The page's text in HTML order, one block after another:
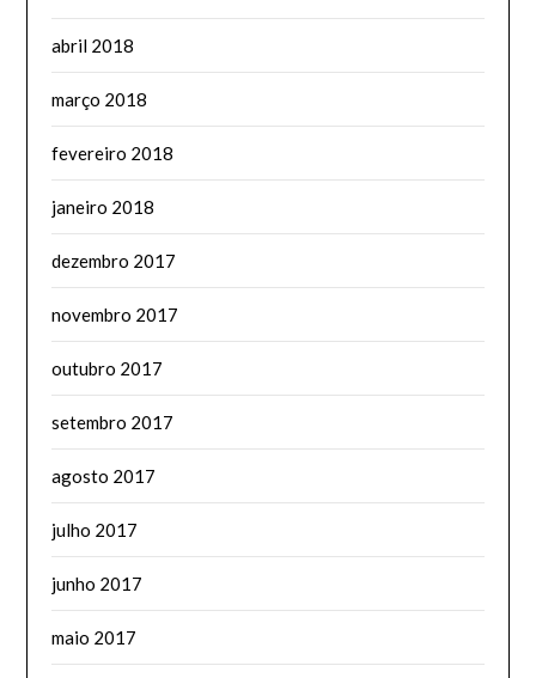
abril 2018
março 2018
fevereiro 2018
janeiro 2018
dezembro 2017
novembro 2017
outubro 2017
setembro 2017
agosto 2017
julho 2017
junho 2017
maio 2017